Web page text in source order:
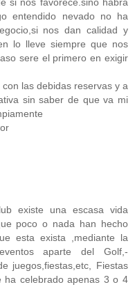
si nos favorece.sino habra
entendido nevado no ha
nos dan calidad y
lo lleve siempre que nos
sere el primero en exigir
las debidas reservas y a
sin saber de que va mi
existe una escasa vida
poco o nada han hecho
esta exista ,mediante la
aparte del Golf,-
juegos,fiestas,etc, Fiestas
celebrado apenas 3 o 4